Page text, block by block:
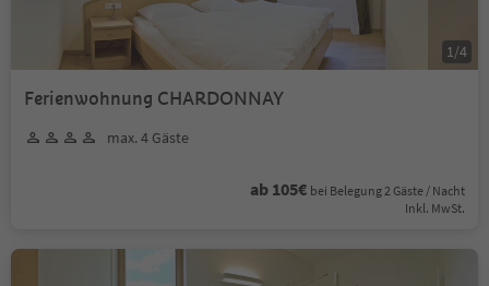
Ferienwohnung CHARDONNAY
max. 4 Gäste
ab 105€ bei Belegung 2 Gäste / Nacht
Inkl. MwSt.
1 /4